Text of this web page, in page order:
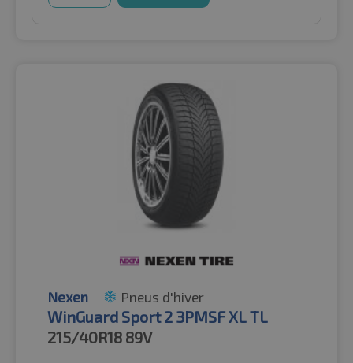
Nexen Pneus d'hiver
WinGuard Sport 2 3PMSF XL TL
215/40R18 89V